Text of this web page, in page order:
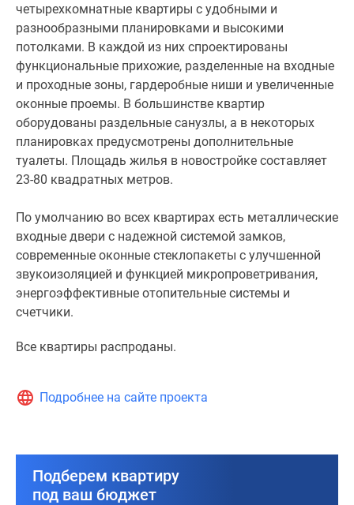
четырехкомнатные квартиры с удобными и
разнообразными планировками и высокими
потолками. В каждой из них спроектированы
функциональные прихожие, разделенные на входные
и проходные зоны, гардеробные ниши и увеличенные
оконные проемы. В большинстве квартир
оборудованы раздельные санузлы, а в некоторых
планировках предусмотрены дополнительные
туалеты. Площадь жилья в новостройке составляет
23-80 квадратных метров.
По умолчанию во всех квартирах есть металлические
входные двери с надежной системой замков,
современные оконные стеклопакеты с улучшенной
звукоизоляцией и функцией микропроветривания,
энергоэффективные отопительные системы и
счетчики.
Все квартиры распроданы.
Подробнее на сайте проекта
Подберем квартиру
под ваш бюджет